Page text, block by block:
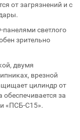
от загрязнений и с
светлого
зрительно
двумя
врезной
цилиндр от
за
«ПСБ-С15».